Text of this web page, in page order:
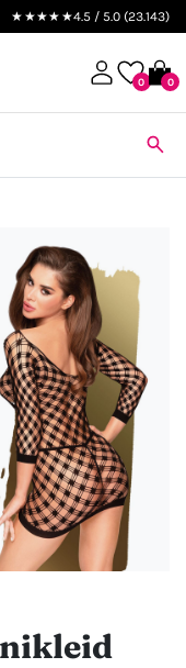
★★★★★4.5 / 5.0 (23.143)
0 0